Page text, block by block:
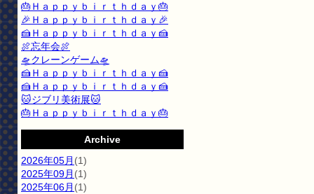
🎂Ｈａｐｐｙｂｉｒｔｈｄａｙ🎂
🎉Ｈａｐｐｙｂｉｒｔｈｄａｙ🎉
🍰Ｈａｐｐｙｂｉｒｔｈｄａｙ🍰
🍖忘年会🍖
🛸クレーンゲーム🛸
🍰Ｈａｐｐｙｂｉｒｔｈｄａｙ🍰
🍰Ｈａｐｐｙｂｉｒｔｈｄａｙ🍰
🐱ジブリ美術展🐱
🎂Ｈａｐｐｙｂｉｒｔｈｄａｙ🎂
Archive
2026年05月 (1)
2025年09月 (1)
2025年06月 (1)